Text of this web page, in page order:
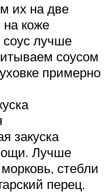
их на две
коже
лучше
соусом
примерно
закуска
Лучше
стебли
перец.